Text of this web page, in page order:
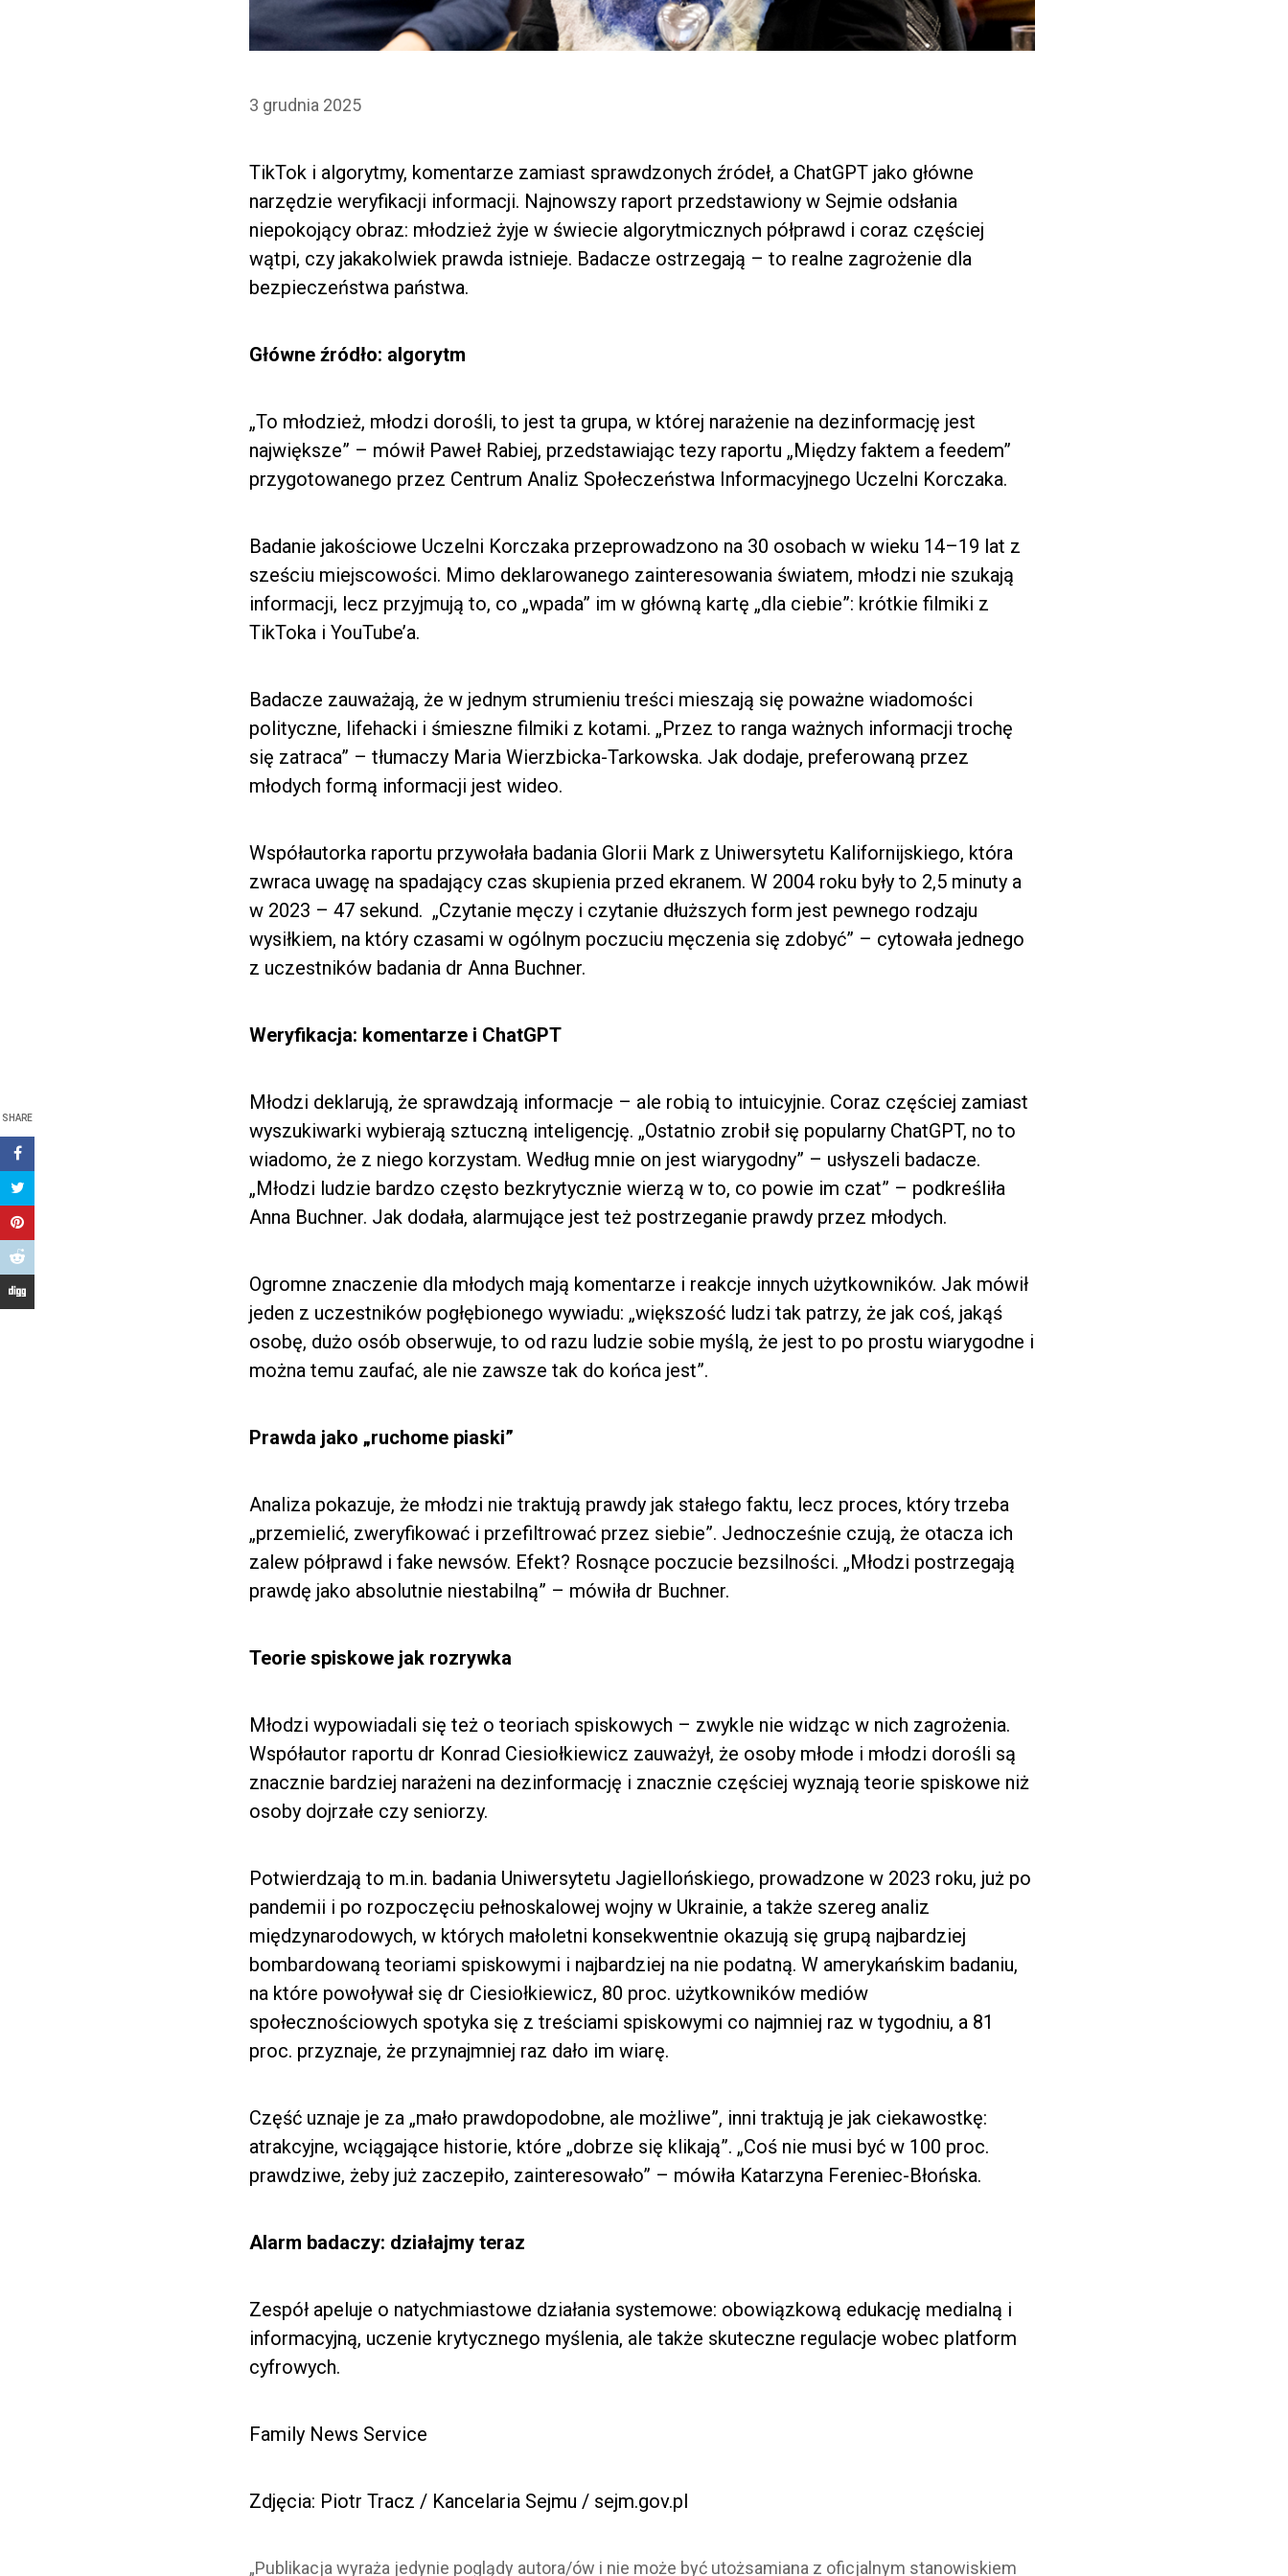
SHARE
3 grudnia 2025
TikTok i algorytmy, komentarze zamiast sprawdzonych źródeł, a ChatGPT jako główne
narzędzie weryfikacji informacji. Najnowszy raport przedstawiony w Sejmie odsłania
niepokojący obraz: młodzież żyje w świecie algorytmicznych półprawd i coraz częściej
wątpi, czy jakakolwiek prawda istnieje. Badacze ostrzegają – to realne zagrożenie dla
bezpieczeństwa państwa.
Główne źródło: algorytm
„To młodzież, młodzi dorośli, to jest ta grupa, w której narażenie na dezinformację jest
największe” – mówił Paweł Rabiej, przedstawiając tezy raportu „Między faktem a feedem”
przygotowanego przez Centrum Analiz Społeczeństwa Informacyjnego Uczelni Korczaka.
Badanie jakościowe Uczelni Korczaka przeprowadzono na 30 osobach w wieku 14–19 lat z
sześciu miejscowości. Mimo deklarowanego zainteresowania światem, młodzi nie szukają
informacji, lecz przyjmują to, co „wpada” im w główną kartę „dla ciebie”: krótkie filmiki z
TikToka i YouTube’a.
Badacze zauważają, że w jednym strumieniu treści mieszają się poważne wiadomości
polityczne, lifehacki i śmieszne filmiki z kotami. „Przez to ranga ważnych informacji trochę
się zatraca” – tłumaczy Maria Wierzbicka-Tarkowska. Jak dodaje, preferowaną przez
młodych formą informacji jest wideo.
Współautorka raportu przywołała badania Glorii Mark z Uniwersytetu Kalifornijskiego, która
zwraca uwagę na spadający czas skupienia przed ekranem. W 2004 roku były to 2,5 minuty a
w 2023 – 47 sekund. „Czytanie męczy i czytanie dłuższych form jest pewnego rodzaju
wysiłkiem, na który czasami w ogólnym poczuciu męczenia się zdobyć” – cytowała jednego
z uczestników badania dr Anna Buchner.
Weryfikacja: komentarze i ChatGPT
Młodzi deklarują, że sprawdzają informacje – ale robią to intuicyjnie. Coraz częściej zamiast
wyszukiwarki wybierają sztuczną inteligencję. „Ostatnio zrobił się popularny ChatGPT, no to
wiadomo, że z niego korzystam. Według mnie on jest wiarygodny” – usłyszeli badacze.
„Młodzi ludzie bardzo często bezkrytycznie wierzą w to, co powie im czat” – podkreśliła
Anna Buchner. Jak dodała, alarmujące jest też postrzeganie prawdy przez młodych.
Ogromne znaczenie dla młodych mają komentarze i reakcje innych użytkowników. Jak mówił
jeden z uczestników pogłębionego wywiadu: „większość ludzi tak patrzy, że jak coś, jakąś
osobę, dużo osób obserwuje, to od razu ludzie sobie myślą, że jest to po prostu wiarygodne i
można temu zaufać, ale nie zawsze tak do końca jest”.
Prawda jako „ruchome piaski”
Analiza pokazuje, że młodzi nie traktują prawdy jak stałego faktu, lecz proces, który trzeba
„przemielić, zweryfikować i przefiltrować przez siebie”. Jednocześnie czują, że otacza ich
zalew półprawd i fake newsów. Efekt? Rosnące poczucie bezsilności. „Młodzi postrzegają
prawdę jako absolutnie niestabilną” – mówiła dr Buchner.
Teorie spiskowe jak rozrywka
Młodzi wypowiadali się też o teoriach spiskowych – zwykle nie widząc w nich zagrożenia.
Współautor raportu dr Konrad Ciesiołkiewicz zauważył, że osoby młode i młodzi dorośli są
znacznie bardziej narażeni na dezinformację i znacznie częściej wyznają teorie spiskowe niż
osoby dojrzałe czy seniorzy.
Potwierdzają to m.in. badania Uniwersytetu Jagiellońskiego, prowadzone w 2023 roku, już po
pandemii i po rozpoczęciu pełnoskalowej wojny w Ukrainie, a także szereg analiz
międzynarodowych, w których małoletni konsekwentnie okazują się grupą najbardziej
bombardowaną teoriami spiskowymi i najbardziej na nie podatną. W amerykańskim badaniu,
na które powoływał się dr Ciesiołkiewicz, 80 proc. użytkowników mediów
społecznościowych spotyka się z treściami spiskowymi co najmniej raz w tygodniu, a 81
proc. przyznaje, że przynajmniej raz dało im wiarę.
Część uznaje je za „mało prawdopodobne, ale możliwe”, inni traktują je jak ciekawostkę:
atrakcyjne, wciągające historie, które „dobrze się klikają”. „Coś nie musi być w 100 proc.
prawdziwe, żeby już zaczepiło, zainteresowało” – mówiła Katarzyna Fereniec-Błońska.
Alarm badaczy: działajmy teraz
Zespół apeluje o natychmiastowe działania systemowe: obowiązkową edukację medialną i
informacyjną, uczenie krytycznego myślenia, ale także skuteczne regulacje wobec platform
cyfrowych.
Family News Service
Zdjęcia: Piotr Tracz / Kancelaria Sejmu / sejm.gov.pl
„Publikacja wyraża jedynie poglądy autora/ów i nie może być utożsamiana z oficjalnym stanowiskiem